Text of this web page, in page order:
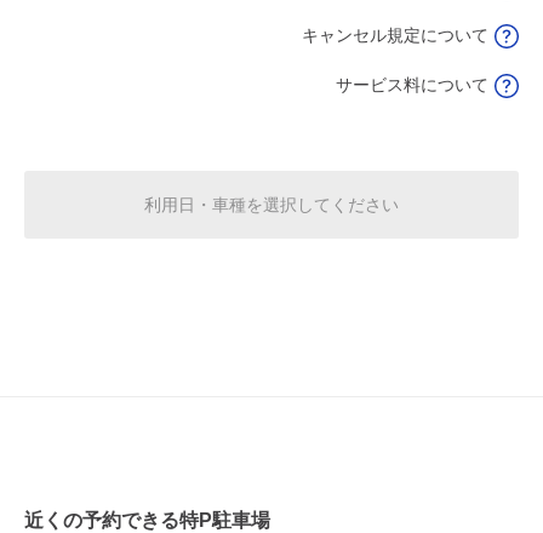
空き1
キャンセル規定について
サービス料について
利用日・車種を選択してください
近くの予約できる特P駐車場